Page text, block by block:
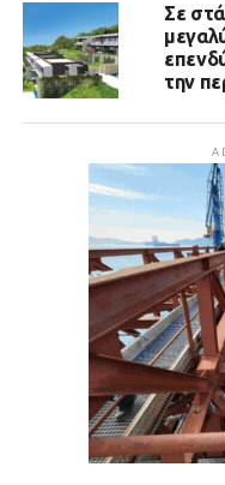
Σε
την